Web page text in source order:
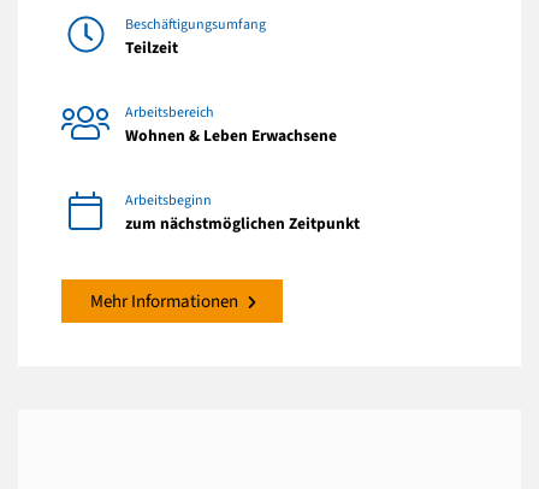
Beschäftigungsumfang
Teilzeit
Arbeitsbereich
Wohnen & Leben Erwachsene
Arbeitsbeginn
zum nächstmöglichen Zeitpunkt
Mehr Informationen